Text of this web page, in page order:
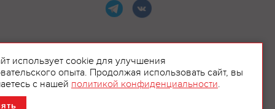
использует cookie для улучшения
опыта. Продолжая использовать сайт, вы
с нашей политикой конфиденциальности.